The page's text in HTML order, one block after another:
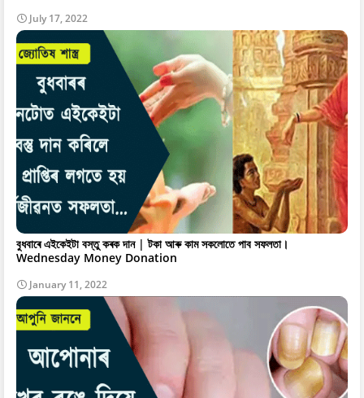
July 17, 2022
বুধবাৰে এইকেইটা বস্তু কৰক দান | টকা আৰু কাম সকলোতে পাব সফলতা।
Wednesday Money Donation
January 11, 2022